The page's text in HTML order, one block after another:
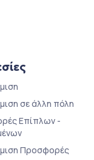
σε άλλη πόλη
Επίπλων -
Προσφορές